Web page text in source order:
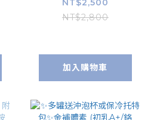
免運 附發票 黑納豆
NT$2,500
NT$2,800
加入購物車